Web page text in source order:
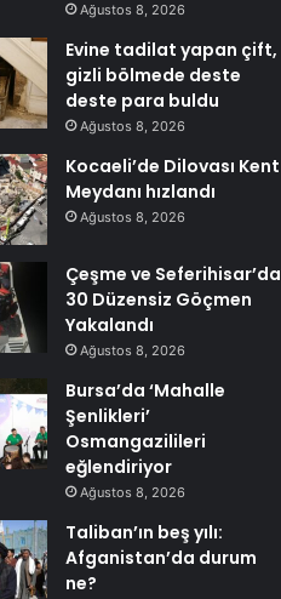
Ağustos 8, 2026
Evine tadilat yapan çift,
gizli bölmede deste
deste para buldu
Ağustos 8, 2026
Kocaeli’de Dilovası Kent
Meydanı hızlandı
Ağustos 8, 2026
Çeşme ve Seferihisar’da
30 Düzensiz Göçmen
Yakalandı
Ağustos 8, 2026
Bursa’da ‘Mahalle
Şenlikleri’
Osmangazilileri
eğlendiriyor
Ağustos 8, 2026
Taliban’ın beş yılı:
Afganistan’da durum
ne?